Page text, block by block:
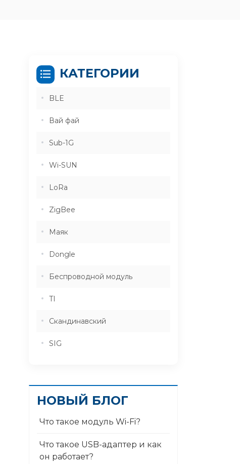
КАТЕГОРИИ
BLE
Вай фай
Sub-1G
Wi-SUN
LoRa
ZigBee
Маяк
Dongle
Беспроводной модуль
TI
Скандинавский
SIG
НОВЫЙ БЛОГ
Что такое модуль Wi-Fi?
Что такое USB-адаптер и как
он работает?